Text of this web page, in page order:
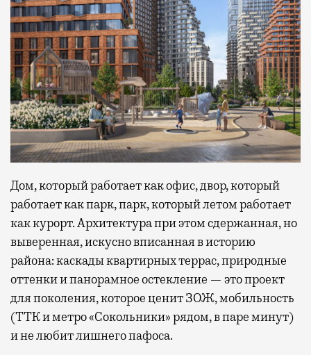
Дом, который работает как офис, двор, который
работает как парк, парк, который летом работает
как курорт. Архитектура при этом сдержанная, но
выверенная, искусно вписанная в историю
района: каскады квартирных террас, природные
оттенки и панорамное остекление — это проект
для поколения, которое ценит ЗОЖ, мобильность
(ТТК и метро «Сокольники» рядом, в паре минут)
и не любит лишнего пафоса.